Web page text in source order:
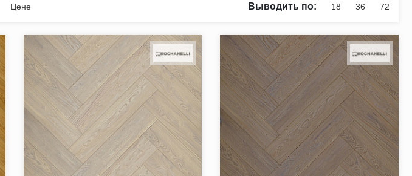
Цене Выводить по: 18 36 72